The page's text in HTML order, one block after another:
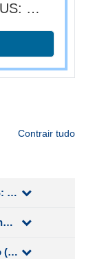
Princípios e Diretrizes do SUS: Conceitos e Fundamentos - PDS (T03/2026)
Contrair tudo
GT1 - Equidade e Valorização no SUS: Um Compromisso de Todos
Educação Permanente em Saúde: conceitos, fundamentos e aplicabilidade - EPS (T03/2026)
Introdução à Ética no Serviço Público (T01/2026)